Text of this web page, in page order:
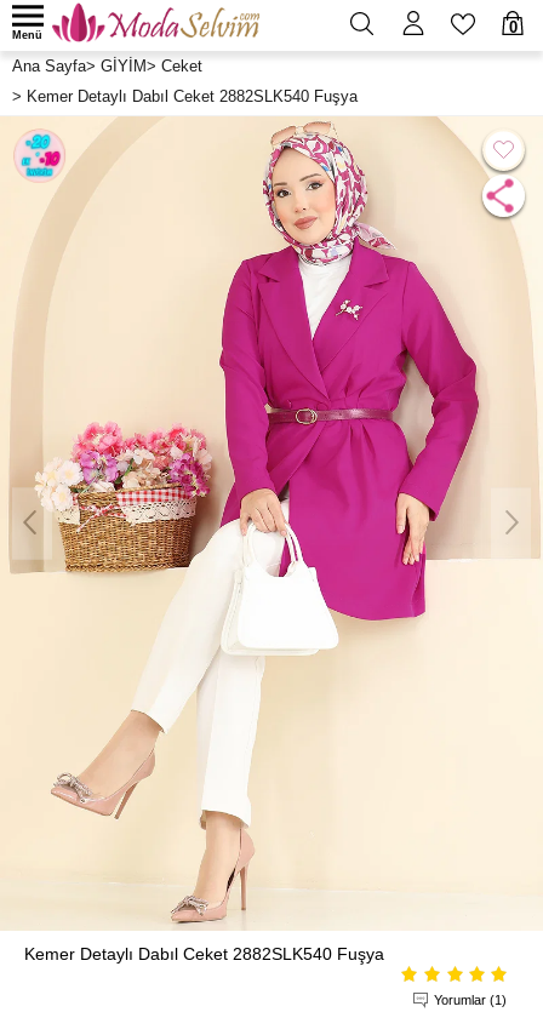
0
Menü
Ana Sayfa> GİYİM> Ceket
> Kemer Detaylı Dabıl Ceket 2882SLK540 Fuşya
Kemer Detaylı Dabıl Ceket 2882SLK540 Fuşya
Yorumlar (1)